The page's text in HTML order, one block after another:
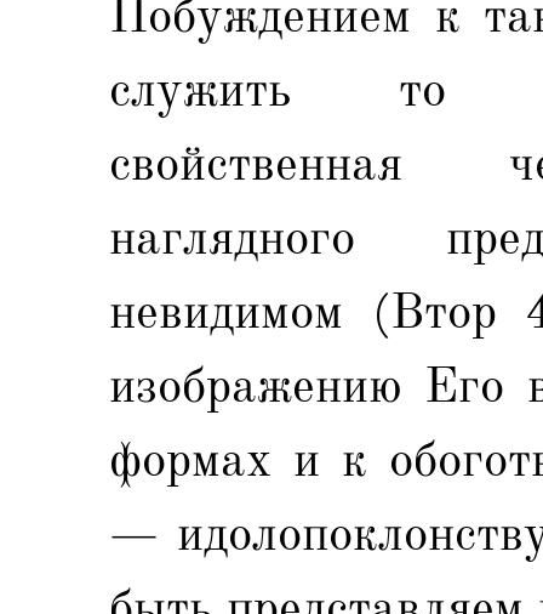
Побуждением к
служить то
свойственная
наглядного
невидимом (Втор
изображению Его
формах и к
—